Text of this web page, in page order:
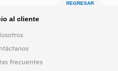
REGRESAR
al cliente
frecuentes